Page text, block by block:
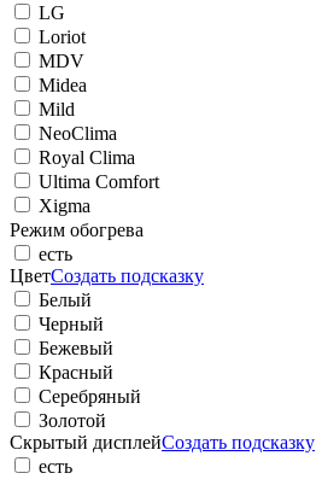
LG
Loriot
MDV
Midea
Mild
NeoClima
Royal Clima
Ultima Comfort
Xigma
Режим обогрева
есть
ЦветСоздать подсказку
Белый
Черный
Бежевый
Красный
Серебряный
Золотой
Скрытый дисплейСоздать подсказку
есть